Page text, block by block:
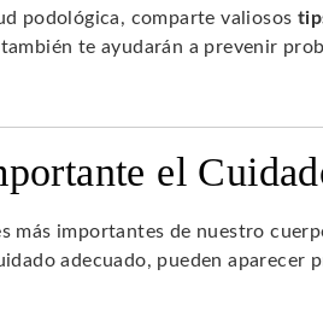
podológica, comparte valiosos
te ayudarán a prevenir
el
más importantes de nuestro
adecuado, pueden aparecer